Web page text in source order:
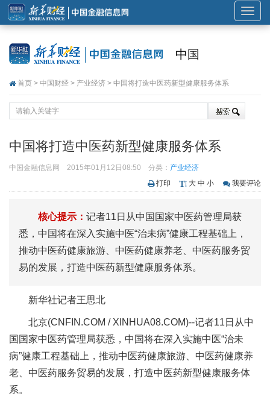
展
开
中国
首页 > 中国财经 > 产业经济 > 中国将打造中医药新型健康服务体系
中国将打造中医药新型健康服务体系
中国金融信息网 2015年01月12日08:50 分类： 产业经济
打印
大 中 小 我要评论
核心提示： 记者11日从中国国家中医药管理局获
悉，中国将在深入实施中医“治未病”健康工程基础上，
推动中医药健康旅游、中医药健康养老、中医药服务贸
易的发展，打造中医药新型健康服务体系。
新华社记者王思北
北京(CNFIN.COM / XINHUA08.COM)--记者11日从中
国国家中医药管理局获悉，中国将在深入实施中医“治未
病”健康工程基础上，推动中医药健康旅游、中医药健康养
老、中医药服务贸易的发展，打造中医药新型健康服务体
系。